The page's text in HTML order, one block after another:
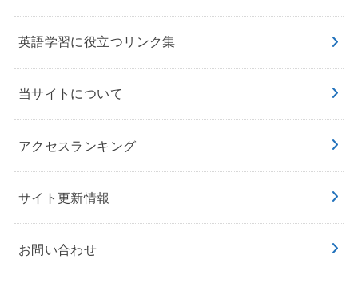
英語学習に役立つリンク集
当サイトについて
アクセスランキング
サイト更新情報
お問い合わせ